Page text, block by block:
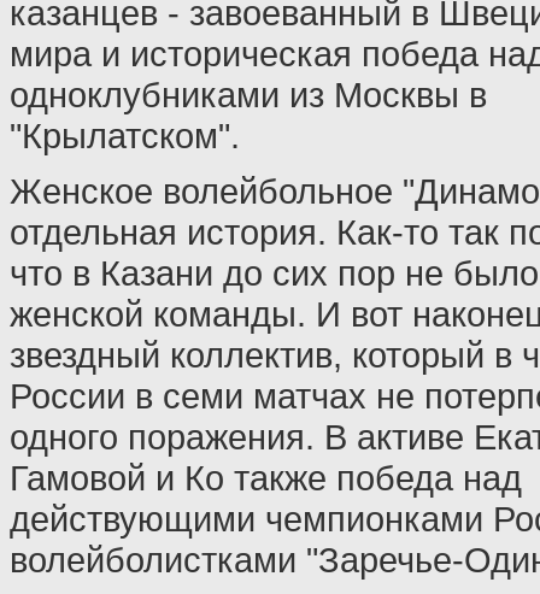
казанцев - завоеванный в
мира и историческая победа
одноклубниками из Москвы в
"Крылатском".
Женское волейбольное
отдельная история. Как-то так
что в Казани до сих пор не
женской команды. И вот
звездный коллектив, который в
России в семи матчах не
одного поражения. В активе
Гамовой и Ко также победа над
действующими чемпионками
волейболистками "Заречье-